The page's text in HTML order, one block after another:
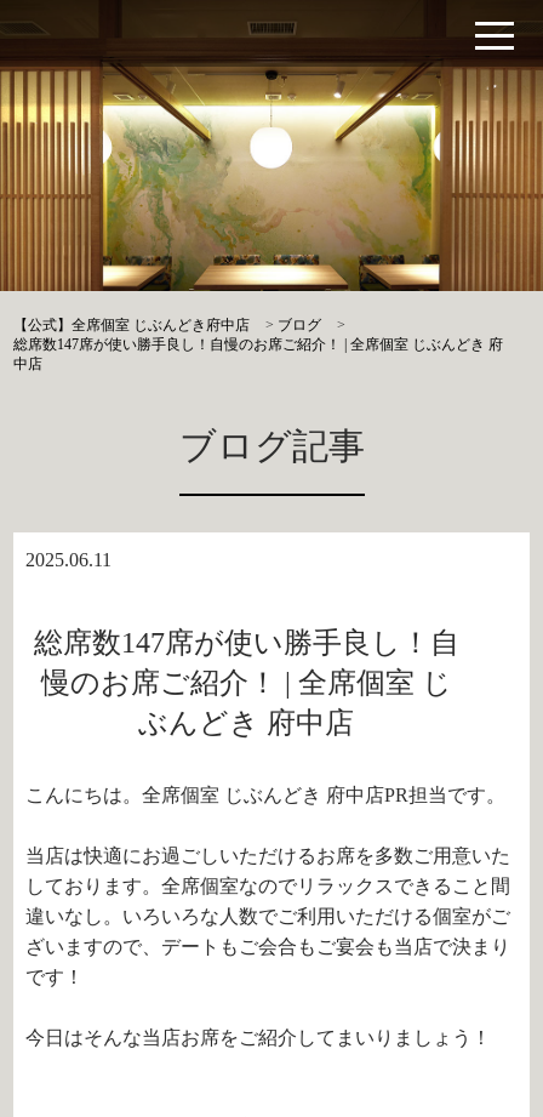
【公式】全席個室 じぶんどき府中店 > ブログ
>
総席数147席が使い勝手良し！自慢のお席ご紹介！ | 全席個室 じぶんどき 府
中店
ブログ記事
2025.06.11
総席数147席が使い勝手良し！自
慢のお席ご紹介！ | 全席個室 じ
ぶんどき 府中店
こんにちは。全席個室 じぶんどき 府中店PR担当です。
当店は快適にお過ごしいただけるお席を多数ご用意いた
しております。全席個室なのでリラックスできること間
違いなし。いろいろな人数でご利用いただける個室がご
ざいますので、デートもご会合もご宴会も当店で決まり
です！
今日はそんな当店お席をご紹介してまいりましょう！